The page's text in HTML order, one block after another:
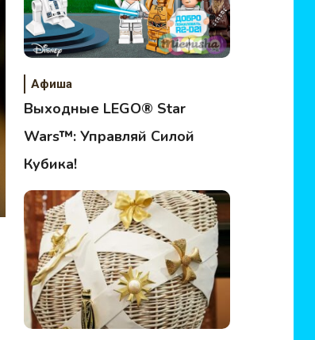
Афиша
Выходные LEGO® Star
Wars™: Управляй Силой
Кубика!